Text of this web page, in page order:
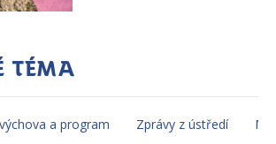
téma
a program Zprávy z ústředí